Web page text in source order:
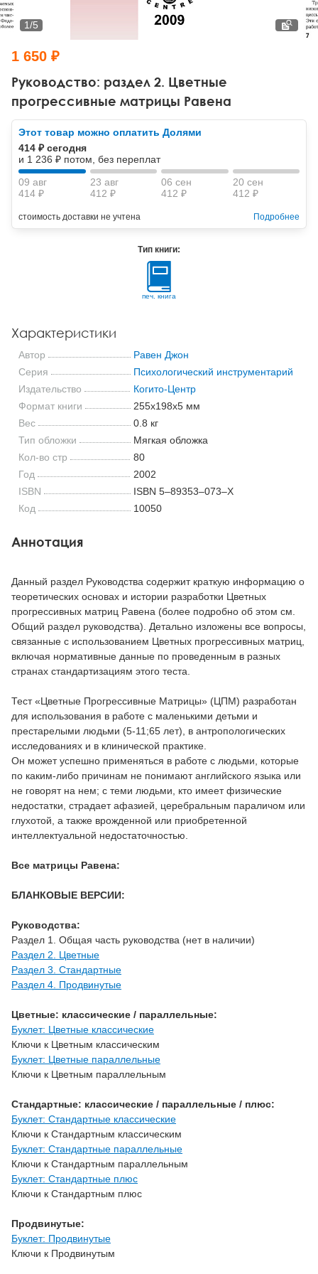
Тревожные расстройства, панические атаки
Психодрама
Другие направления психотерапии
Классический, эриксоновский гипноз и НЛП
НЛП
Психология труда и эргономика
Социальная психология
Социальная и организационная психология
Классический и юнгианский психоанализ
Руководство: раздел 2. Цветные
прогрессивные матрицы Равена
1/5
1 650 ₽
Этот товар можно оплатить Долями
414 ₽ сегодня
и 1 236 ₽ потом, без переплат
09 авг
414 ₽
23 авг
412 ₽
06 сен
412 ₽
20 сен
412 ₽
стоимость доставки не учтена Подробнее
Тип книги:
печ. книга
Характеристики
Автор
Равен Джон
Серия
Психологический инструментарий
Издательство
Когито-Центр
Формат книги
255x198x5 мм
Вес
0.8 кг
Тип обложки
Мягкая обложка
Кол-во стр
80
Год
2002
ISBN
ISBN 5–89353–073–Х
Код
10050
Аннотация
Данный раздел Руководства содержит краткую информацию о
теоретических основах и истории разработки Цветных
прогрессивных матриц Равена (более подробно об этом см.
Общий раздел руководства). Детально изложены все вопросы,
связанные с использованием Цветных прогрессивных матриц,
включая нормативные данные по проведенным в разных
странах стандартизациям этого теста.
Тест «Цветные Прогрессивные Матрицы» (ЦПМ) разработан
для использования в работе с маленькими детьми и
престарелыми людьми (5-11;65 лет), в антропологических
исследованиях и в клинической практике.
Он может успешно применяться в работе с людьми, которые
по каким-либо причинам не понимают английского языка или
не говорят на нем; с теми людьми, кто имеет физические
недостатки, страдает афазией, церебральным параличом или
глухотой, а также врожденной или приобретенной
интеллектуальной недостаточностью.
Все матрицы Равена:
БЛАНКОВЫЕ ВЕРСИИ:
Руководства:
Раздел 1. Общая часть руководства (нет в наличии)
Раздел 2. Цветные
Раздел 3. Стандартные
Раздел 4. Продвинутые
Цветные: классические / параллельные:
Буклет: Цветные классические
Ключи к Цветным классическим
Буклет: Цветные параллельные
Ключи к Цветным параллельным
Стандартные: классические / параллельные / плюс:
Буклет: Стандартные классические
Ключи к Стандартным классическим
Буклет: Стандартные параллельные
Ключи к Стандартным параллельным
Буклет: Стандартные плюс
Ключи к Стандартным плюс
Продвинутые:
Буклет: Продвинутые
Ключи к Продвинутым